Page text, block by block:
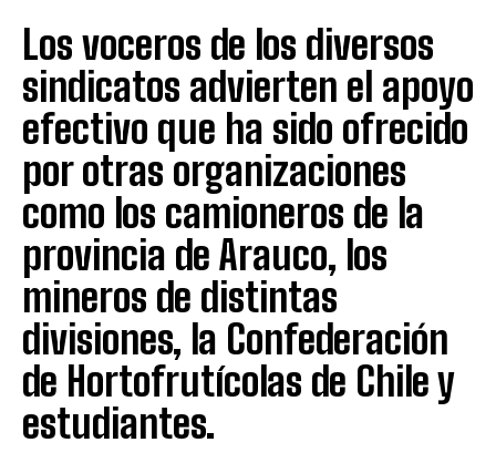
Los voceros de los diversos
sindicatos advierten el apoyo
efectivo que ha sido ofrecido
por otras organizaciones
como los camioneros de la
provincia de Arauco, los
mineros de distintas
divisiones, la Confederación
de Hortofrutícolas de Chile y
estudiantes.